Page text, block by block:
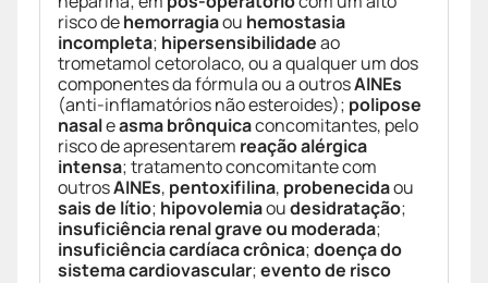
risco dehemorragiaou hemostasia
incompleta; hipersensibilidadeao
trometamol cetorolaco, ou a qualquer um dos
componentes da fórmula ou a outrosAINEs
(anti-inflamatórios não esteroides); polipose
nasaleasma brônquicaconcomitantes, pelo
risco de apresentarem reação alérgica
intensa; tratamento concomitante com
outrosAINEs, pentoxifilina, probenecidaou
sais de lítio; hipovolemiaoudesidratação;
insuficiência renal grave ou moderada;
insuficiência cardíaca crônica;doença do
sistema cardiovascular;evento de risco